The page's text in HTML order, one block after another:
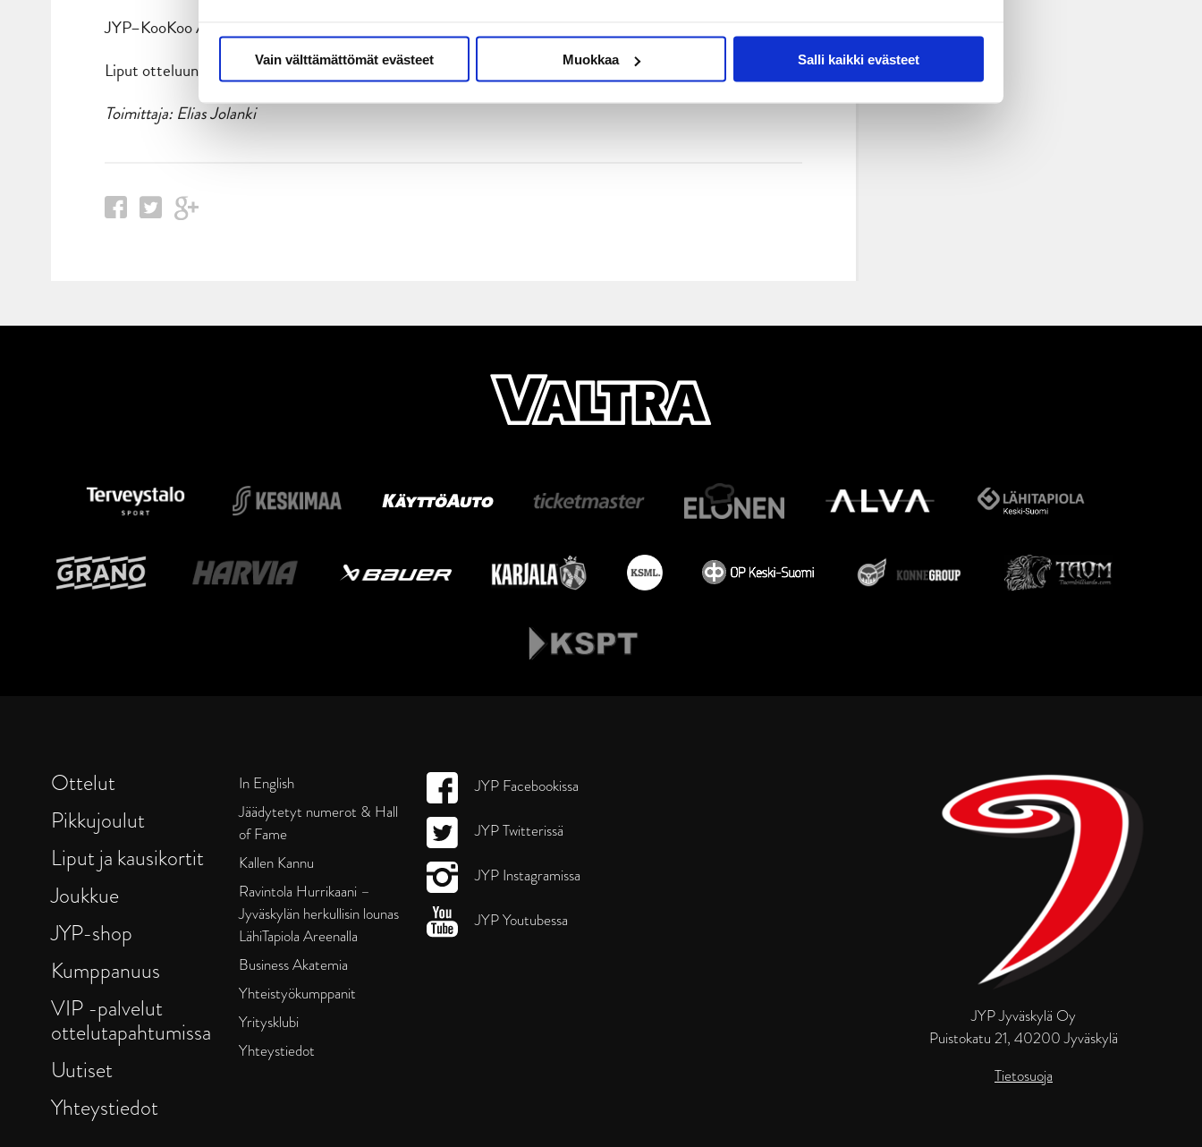
Vain välttämättömät evästeet Muokkaa Salli kaikki evästeet
JYP–KooKoo Äänekosken jäähallissa 28.8. klo 18.30 alkaen.
Liput otteluun:
Toimittaja: Elias Jolanki
JYP Jyväskylä Oy
Puistokatu 21, 40200 Jyväskylä
Tietosuoja
Ottelut
Pikkujoulut
Liput ja kausikortit
Joukkue
JYP-shop
Kumppanuus
VIP -palvelut
ottelutapahtumissa
Uutiset
Yhteystiedot
In English
Jäädytetyt numerot & Hall
of Fame
Kallen Kannu
Ravintola Hurrikaani –
Jyväskylän herkullisin lounas
LähiTapiola Areenalla
Business Akatemia
Yhteistyökumppanit
Yritysklubi
Yhteystiedot
JYP Facebookissa
JYP Twitterissä
JYP Instagramissa
JYP Youtubessa